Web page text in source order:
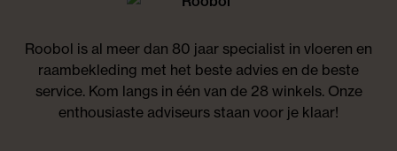
Roobol is al meer dan 80 jaar specialist in vloeren en
raambekleding met het beste advies en de beste
service. Kom langs in één van de 28 winkels. Onze
enthousiaste adviseurs staan voor je klaar!